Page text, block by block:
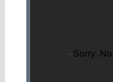
Sorry.